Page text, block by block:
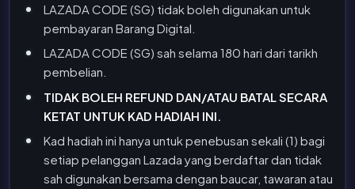
LAZADA CODE (SG) tidak boleh digunakan untuk
pembayaran Barang Digital.
LAZADA CODE (SG) sah selama 180 hari dari tarikh
pembelian.
TIDAK BOLEH REFUND DAN/ATAU BATAL SECARA
KETAT UNTUK KAD HADIAH INI.
Kad hadiah ini hanya untuk penebusan sekali (1) bagi
setiap pelanggan Lazada yang berdaftar dan tidak
sah digunakan bersama dengan baucar, tawaran atau